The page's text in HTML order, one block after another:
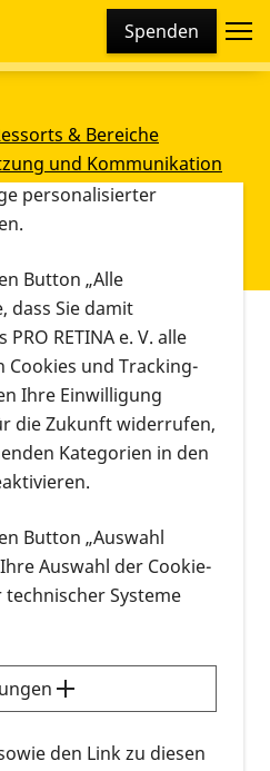
Spenden
& Bereiche
und Kommunikation
Syndrom (BBS)
Kindness for
auf dem Irmengard-
Cookies und
Cookies und
die zu statistischen
Bedienbarkeit der
personalisierter
Button „Alle
dass Sie damit
RETINA e. V. alle
und Tracking-
Ihre Einwilligung
die Zukunft widerrufen,
Kategorien in den
Button „Auswahl
Auswahl der Cookie-
Systeme
den Link zu diesen